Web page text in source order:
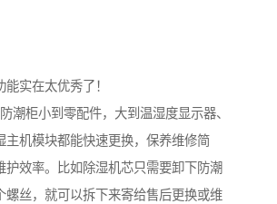
能实在太优秀了！
潮柜小到零配件，大到温湿度显示器、
主机模块都能快速更换，保养维修简
护效率。比如除湿机芯只需要卸下防潮
螺丝，就可以拆下来寄给售后更换或维